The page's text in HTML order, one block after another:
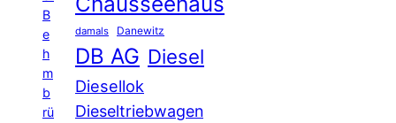
B
e
h
m
b
rü
damals Danewitz
DB AG Diesel
Diesellok
Dieseltriebwagen